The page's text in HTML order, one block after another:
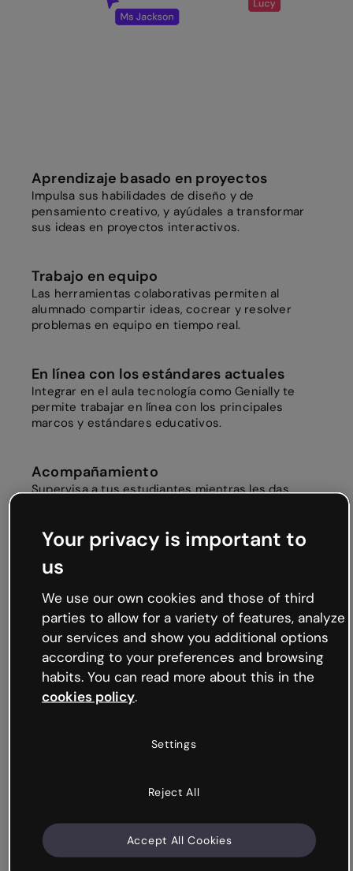
Aprendizaje basado en proyectos
Impulsa sus habilidades de diseño y de
pensamiento creativo, y ayúdales a transformar
sus ideas en proyectos interactivos.
Trabajo en equipo
Las herramientas colaborativas permiten al
alumnado compartir ideas, cocrear y resolver
problemas en equipo en tiempo real.
En línea con los estándares actuales
Integrar en el aula tecnología como Genially te
permite trabajar en línea con los principales
marcos y estándares educativos.
Acompañamiento
Supervisa a tus estudiantes mientras les das
de enviar o compartir archivos.
Genially es intuitivo y engancha desde el primer
momento. Ver cómo sus ideas se transforman en
contenidos interactivos atrae y motiva al
alumnado.
Plantillas
Colaboración transversal
biblioteca, perfiles de apoyo ... todas las personas
del equipo pueden colaborar en un mismo espacio
de trabajo.
Your privacy is important to
us
We use our own cookies and those of third
parties to allow for a variety of features, analyze
our services and show you additional options
according to your preferences and browsing
habits. You can read more about this in the
cookies policy.
Settings
Reject All
Accept All Cookies